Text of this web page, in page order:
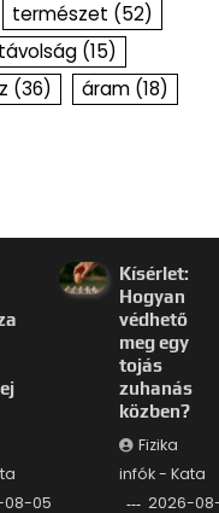
természet (52)
távolság (15)
(36) áram (18)
08-05
Kísérlet:
Hogyan
védhető
meg egy
tojás
zuhanás
közben?
Fizika
infók - Kata
2026-